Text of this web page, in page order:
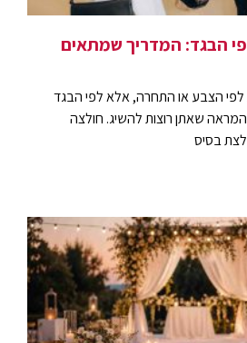
הבגד: המדריך שמתאים
לפי הצבע או התחרה, אלא לפי הבגד
שאתן רוצות להשיג. חולצה
בסיס